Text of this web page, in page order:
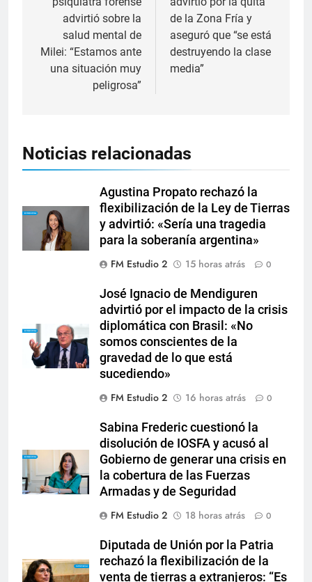
advirtió sobre la
salud mental de
Milei: “Estamos ante
una situación muy
peligrosa”
de la Zona Fría y
aseguró que “se está
destruyendo la clase
media”
Noticias relacionadas
Agustina Propato rechazó la
flexibilización de la Ley de Tierras
y advirtió: «Sería una tragedia
para la soberanía argentina»
FM Estudio 2
15 horas atrás 0
José Ignacio de Mendiguren
advirtió por el impacto de la crisis
diplomática con Brasil: «No
somos conscientes de la
gravedad de lo que está
sucediendo»
FM Estudio 2
16 horas atrás 0
Sabina Frederic cuestionó la
disolución de IOSFA y acusó al
Gobierno de generar una crisis en
la cobertura de las Fuerzas
Armadas y de Seguridad
FM Estudio 2
18 horas atrás 0
Diputada de Unión por la Patria
rechazó la flexibilización de la
venta de tierras a extranjeros: “Es